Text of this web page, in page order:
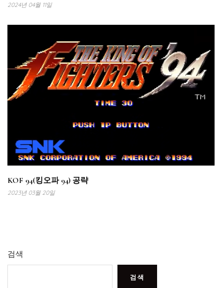
2024년 04월 11일
KOF 94(킹오파 94) 공략
2023년 03월 20일
검색
검색